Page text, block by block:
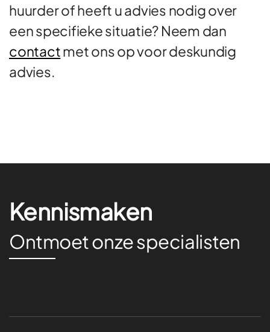
huurder of heeft u advies nodig over
een specifieke situatie? Neem dan
contactmet ons op voor deskundig
advies.
Kennismaken
Ontmoet onze specialisten